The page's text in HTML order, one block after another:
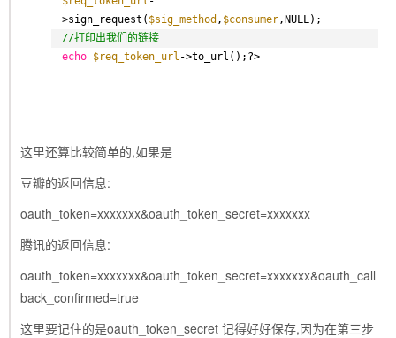
>sign_request( $sig_method , $consumer,NULL);
//打印出我们的链接
echo $req_token_url ->to_url();?>
这里还算比较简单的,如果是
豆瓣的返回信息:
oauth_token=xxxxxxx&oauth_token_secret=xxxxxxx
腾讯的返回信息:
oauth_token=xxxxxxx&oauth_token_secret=xxxxxxx&oauth_call
back_confirmed=true
这里要记住的是oauth_token_secret 记得好好保存,因为在第三步